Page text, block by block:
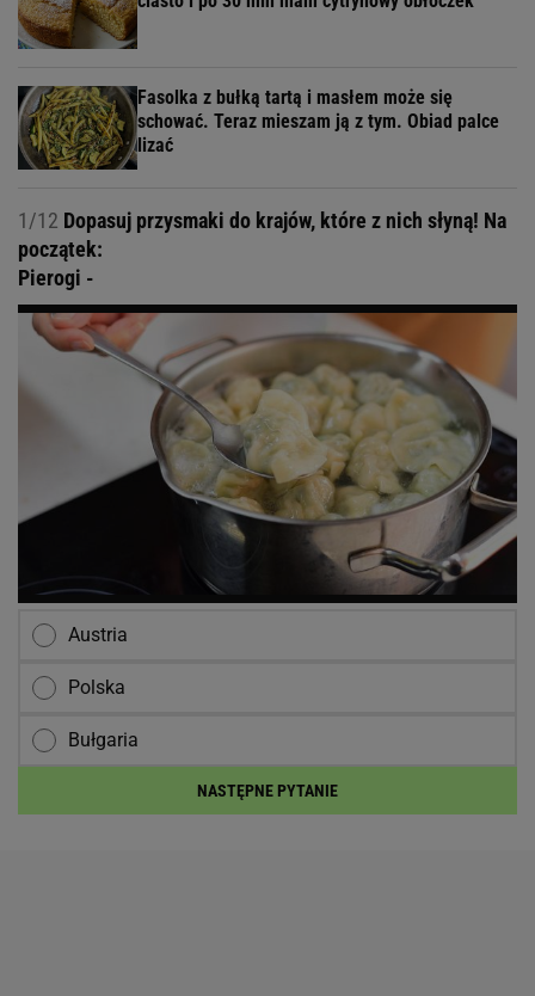
Fasolka z bułką tartą i masłem może się
schować. Teraz mieszam ją z tym. Obiad palce
lizać
1/12 Dopasuj przysmaki do krajów, które z nich słyną! Na
początek:
Pierogi -
Austria
Polska
Bułgaria
NASTĘPNE PYTANIE